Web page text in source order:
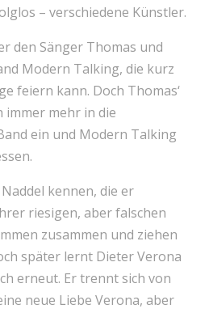
– verschiedene Künstler.
den Sänger Thomas und
Modern Talking, die kurz
feiern kann. Doch Thomas‘
immer mehr in die
ein und Modern Talking
kennen, die er
riesigen, aber falschen
zusammen und ziehen
später lernt Dieter Verona
erneut. Er trennt sich von
neue Liebe Verona, aber